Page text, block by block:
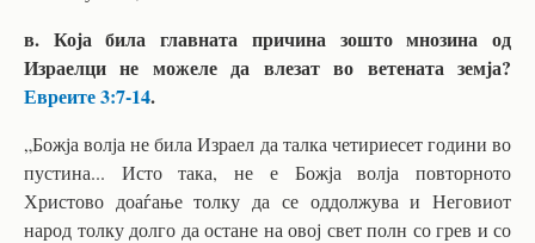
в. Која била главната причина зошто мнозина од
Израелци не можеле да влезат во ветената земја?
Евреите 3:7-14.
„Божја волја не била Израел да талка четириесет години во
пустина... Исто така, не е Божја волја повторното
Христово доаѓање толку да се оддолжува и Неговиот
народ толку долго да остане на овој свет полн со грев и со